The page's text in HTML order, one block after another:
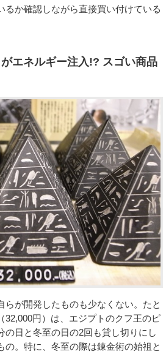
るか確認しながら直接買い付けている
エネルギー注入!? スゴい商品
が開発したものも少なくない。たと
32,000円）は、エジプトのクフ王のピ
の日と冬至の日の2回も貸し切りにし
の。特に、冬至の際は錬金術の始祖と